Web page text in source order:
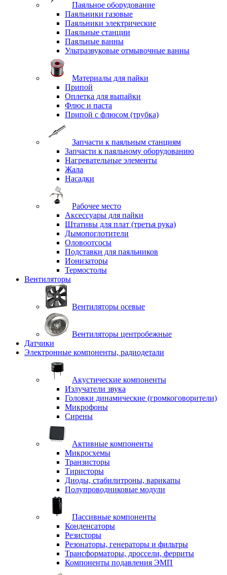
Паяльное оборудование
Паяльники газовые
Паяльники электрические
Паяльные станции
Паяльные ванны
Ультразвуковые отмывочные ванны
Материалы для пайки
Припой
Оплетка для выпайки
Флюс и паста
Припой с флюсом (трубка)
Запчасти к паяльным станциям
Запчасти к паяльному оборудованию
Нагревательные элементы
Жала
Насадки
Рабочее место
Аксессуары для пайки
Штативы для плат (третья рука)
Дымопоглотители
Оловоотсосы
Подставки для паяльников
Ионизаторы
Термостолы
Вентиляторы
Вентиляторы осевые
Вентиляторы центробежные
Датчики
Электронные компоненты, радиодетали
Акустические компоненты
Излучатели звука
Головки динамические (громкоговорители)
Микрофоны
Сирены
Активные компоненты
Микросхемы
Транзисторы
Тиристоры
Диоды, стабилитроны, варикапы
Полупроводниковые модули
Пассивные компоненты
Конденсаторы
Резисторы
Резонаторы, генераторы и фильтры
Трансформаторы, дроссели, ферриты
Компоненты подавления ЭМП